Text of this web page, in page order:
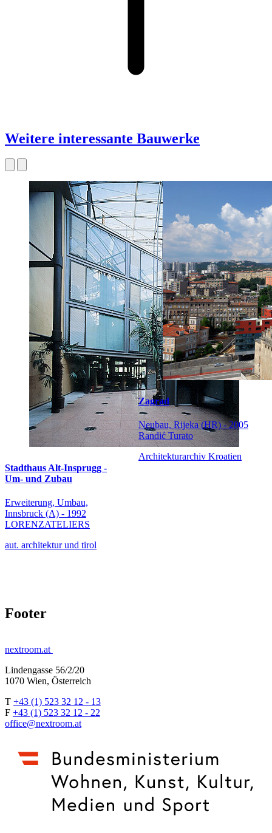
Weitere interessante Bauwerke
Stadthaus Alt-Insprugg -
Um- und Zubau
Erweiterung, Umbau,
Innsbruck (A) - 1992
LORENZATELIERS
aut. architektur und tirol
Zagrad
Neubau, Rijeka (HR) - 2005
Randić Turato
Architekturarchiv Kroatien
Footer
nextroom.at
Lindengasse 56/2/20
1070 Wien, Österreich
T +43 (1) 523 32 12 - 13
F +43 (1) 523 32 12 - 22
office@nextroom.at